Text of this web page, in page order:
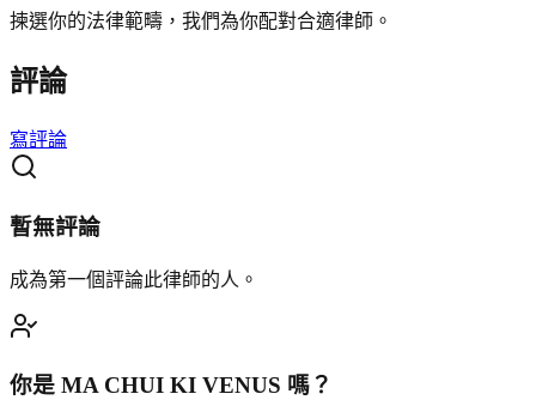
揀選你的法律範疇，我們為你配對合適律師。
評論
寫評論
暫無評論
成為第一個評論此律師的人。
你是 MA CHUI KI VENUS 嗎？